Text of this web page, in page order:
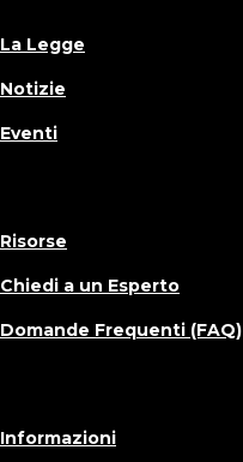
La Legge
Notizie
Eventi
Risorse
Chiedi a un Esperto
Domande Frequenti (FAQ)
Informazioni